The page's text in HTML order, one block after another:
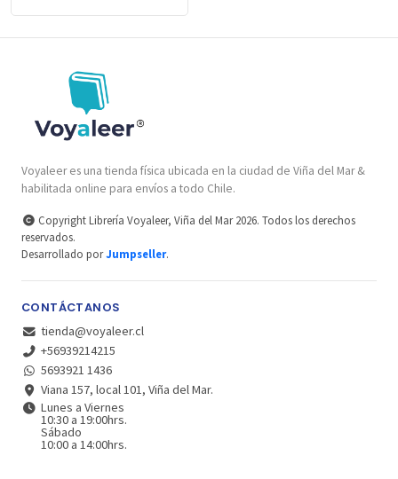
Voyaleer es una tienda física ubicada en la ciudad de Viña del Mar &
habilitada online para envíos a todo Chile.
Copyright Librería Voyaleer, Viña del Mar 2026. Todos los derechos
reservados.
Desarrollado porJumpseller.
CONTÁCTANOS
tienda@voyaleer.cl
+56939214215
5693921 1436
Viana 157, local 101, Viña del Mar.
Lunes a Viernes
10:30 a 19:00hrs.
Sábado
10:00 a 14:00hrs.